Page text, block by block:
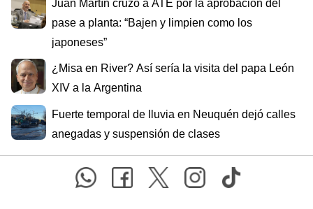
Juan Martín cruzó a ATE por la aprobación del
pase a planta: “Bajen y limpien como los
japoneses”
¿Misa en River? Así sería la visita del papa León
XIV a la Argentina
Fuerte temporal de lluvia en Neuquén dejó calles
anegadas y suspensión de clases